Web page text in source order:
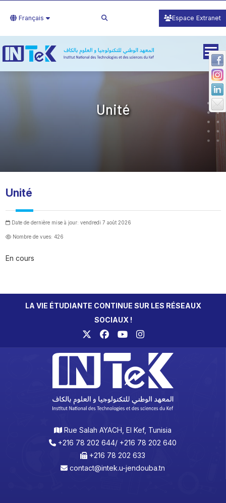
Français Espace Extranet
Unité
Unité
Date de dernière mise à jour: vendredi 7 août 2026
Nombre de vues: 426
En cours
LA VIE ÉTUDIANTE CONTINUE SUR LES RÉSEAUX
SOCIAUX !
Rue Salah AYACH, El Kef, Tunisia
+216 78 202 644/ +216 78 202 640
+216 78 202 633
contact@intek.u-jendouba.tn